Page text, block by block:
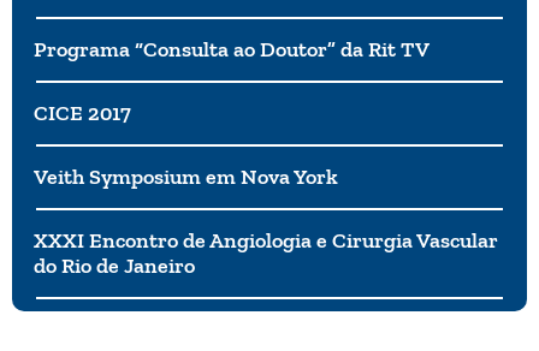
Programa “Consulta ao Doutor” da Rit TV
CICE 2017
Veith Symposium em Nova York
XXXI Encontro de Angiologia e Cirurgia Vascular
do Rio de Janeiro